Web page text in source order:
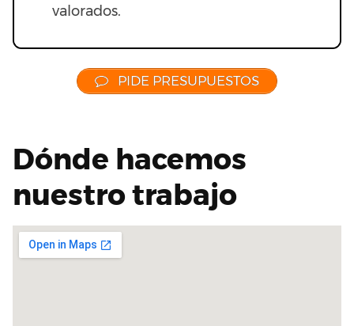
valorados.
PIDE PRESUPUESTOS
Dónde hacemos
nuestro trabajo